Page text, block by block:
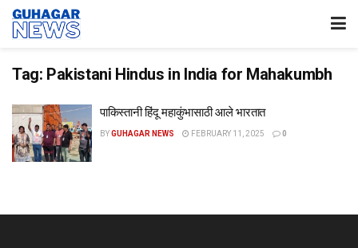
Tag: Pakistani Hindus in India for Mahakumbh
पाकिस्तानी हिंदू महाकुंभासाठी आले भारतात
BYGUHAGAR NEWS FEBRUARY 11, 2025 0